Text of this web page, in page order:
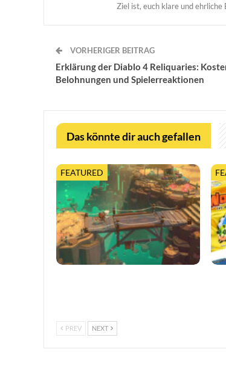
Ziel ist, euch klare und ehrliche
VORHERIGER BEITRAG
Erklärung der Diablo 4 Reliquaries:
Belohnungen und Spielerreaktionen
Das könnte dir auch gefallen
FEATURED
PREV NEXT